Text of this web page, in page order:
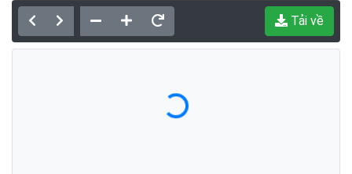
Tải về
Đang tải PDF...